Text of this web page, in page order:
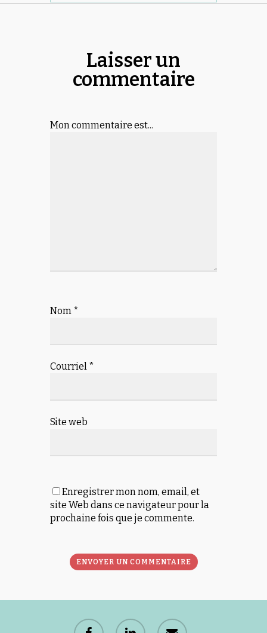
Laisser un
commentaire
Mon commentaire est...
Nom *
Courriel *
Site web
Enregistrer mon nom, email, et
site Web dans ce navigateur pour la
prochaine fois que je commente.
facebook linkedin email